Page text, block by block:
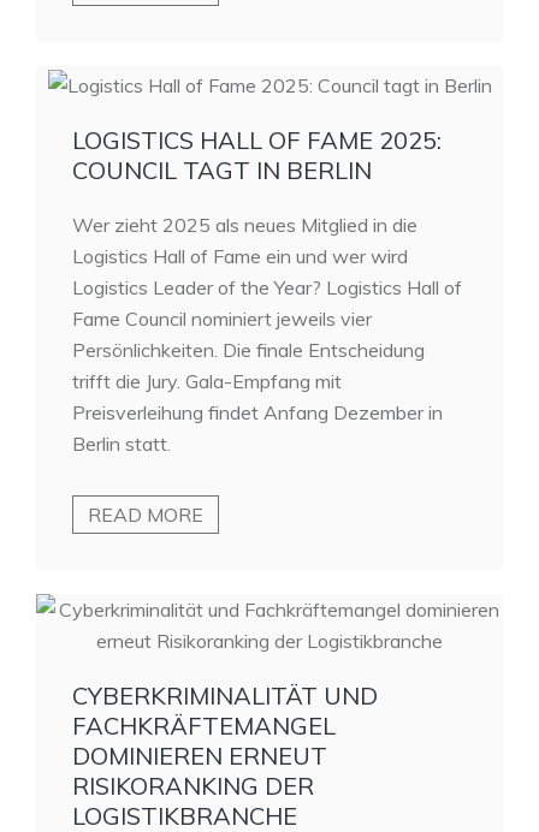
LOGISTICS HALL OF FAME 2025:
COUNCIL TAGT IN BERLIN
Wer zieht 2025 als neues Mitglied in die
Logistics Hall of Fame ein und wer wird
Logistics Leader of the Year? Logistics Hall of
Fame Council nominiert jeweils vier
Persönlichkeiten. Die finale Entscheidung
trifft die Jury. Gala-Empfang mit
Preisverleihung findet Anfang Dezember in
Berlin statt.
READ MORE
CYBERKRIMINALITÄT UND
FACHKRÄFTEMANGEL
DOMINIEREN ERNEUT
RISIKORANKING DER
LOGISTIKBRANCHE